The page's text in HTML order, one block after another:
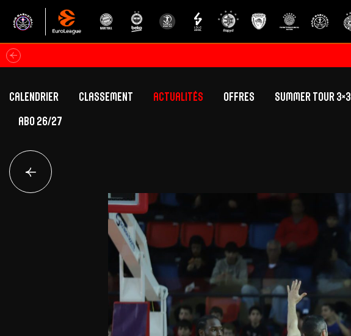
Calendrier
Classement
Classement Betclic Elite
Actualités
Offres
SUMMER TOUR 3×3
ABO 26/27
Équipe Première
Classement Betclic Elite
Classement EuroLeague
Présentation
Effectif